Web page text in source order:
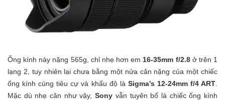
Ống kính này nặng 565g, chỉ nhẹ hơn em 16-35mm f/2.8ở trên 1
lạng 2, tuy nhiên lại chưa bằng một nửa cân nặng của một chiếc
ống kính cùng tiêu cự và khẩu độ là Sigma’s 12-24mm f/4 ART
Mặc dù nhẹ cân như vậy,Sony vẫn tuyên bố là chiếc ống kính